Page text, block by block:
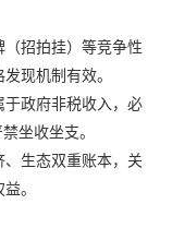
招拍挂）等竞争性
现机制有效。
政府非税收入，必
坐收坐支。
生态双重账本，关
。